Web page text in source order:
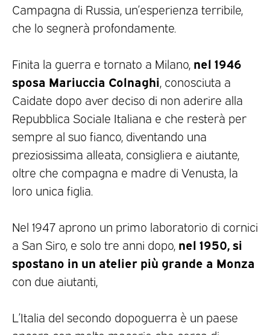
Campagna di Russia, un’esperienza terribile,
che lo segnerà profondamente.
Finita la guerra e tornato a Milano, nel 1946
sposa Mariuccia Colnaghi , conosciuta a
Caidate dopo aver deciso di non aderire alla
Repubblica Sociale Italiana e che resterà per
sempre al suo fianco, diventando una
preziosissima alleata, consigliera e aiutante,
oltre che compagna e madre di Venusta, la
loro unica figlia.
Nel 1947 aprono un primo laboratorio di cornici
a San Siro, e solo tre anni dopo, nel 1950, si
spostano in un atelier più grande a Monza
con due aiutanti,
L’Italia del secondo dopoguerra è un paese